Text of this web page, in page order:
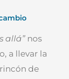
allá”nos
a llevar la
de